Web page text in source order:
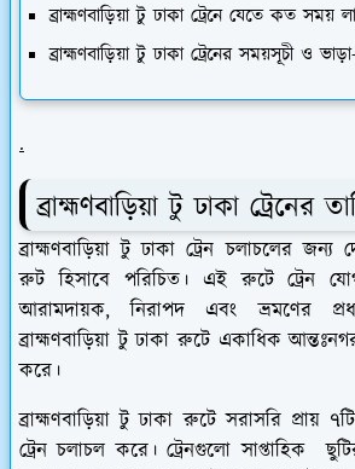
ব্রাহ্মণবাড়িয়া টু ঢাকা ট্রেনে যেতে কত সময়
ব্রাহ্মণবাড়িয়া টু ঢাকা ট্রেনের সময়সূচী ও
.
ব্রাহ্মণবাড়িয়া টু ঢাকা ট্রেনের
ব্রাহ্মণবাড়িয়া টু ঢাকা ট্রেন চলাচলের
রুট হিসাবে পরিচিত। এই রুটে ট্রেন
আরামদায়ক, নিরাপদ এবং ভ্রমণের
ব্রাহ্মণবাড়িয়া টু ঢাকা রুটে একাধিক
করে।
ব্রাহ্মণবাড়িয়া টু ঢাকা রুটে সরাসরি প্রায়
ট্রেন চলাচল করে। ট্রেনগুলো সাপ্তাহিক